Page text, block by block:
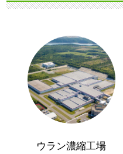
ウラン濃縮工場